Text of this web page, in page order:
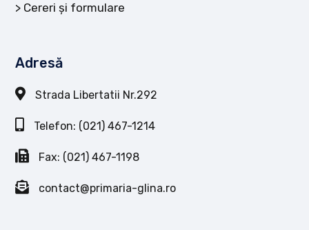
Cereri și formulare
Adresă
Strada Libertatii Nr.292
Telefon: (021) 467-1214
Fax: (021) 467-1198
contact@primaria-glina.ro